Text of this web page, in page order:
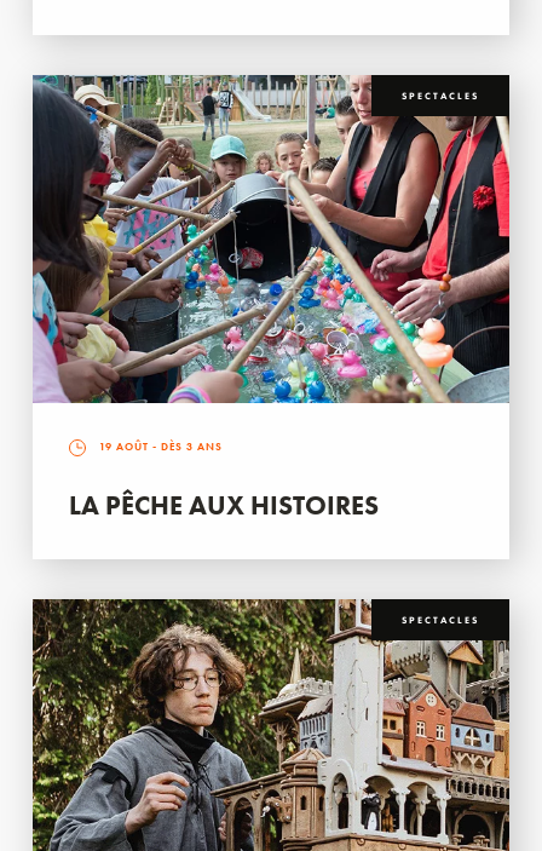
SPECTACLES
19 AOÛT - DÈS 3 ANS
LA PÊCHE AUX HISTOIRES
SPECTACLES